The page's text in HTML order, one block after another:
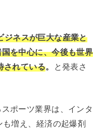
ジネスが巨大な産業と
を中心に、今後も世界
されている。
と発表さ
ポーツ業界は、インタ
増え、経済の起爆剤